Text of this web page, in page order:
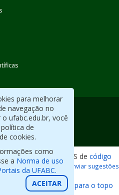
para melhorar
navegação no
ufabc.edu.br, você
de
cookies.
como
a Norma de uso
da UFABC.
ACEITAR
com CMS de código
Reportar erros / Enviar sugestões
Voltar para o topo